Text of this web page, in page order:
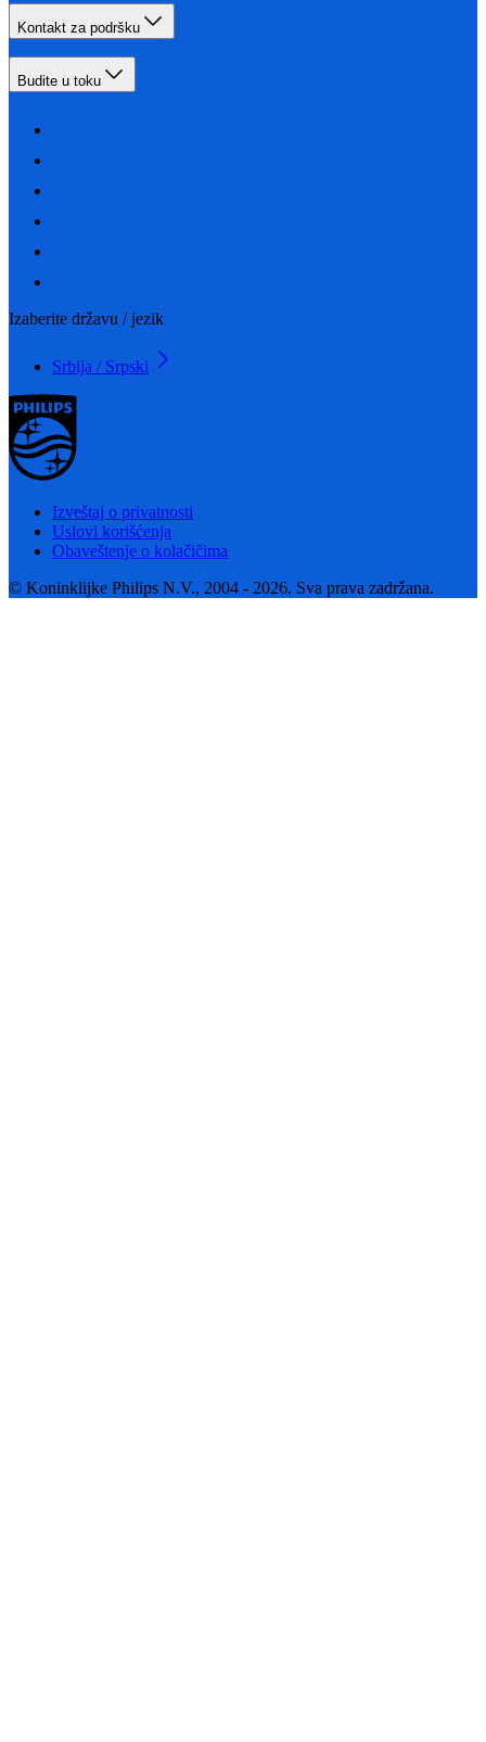
Kontakt za podršku
Budite u toku
Izaberite državu / jezik
Srbija / Srpski
Izveštaj o privatnosti
Uslovi korišćenja
Obaveštenje o kolačičima
© Koninklijke Philips N.V., 2004 - 2026. Sva prava zadržana.